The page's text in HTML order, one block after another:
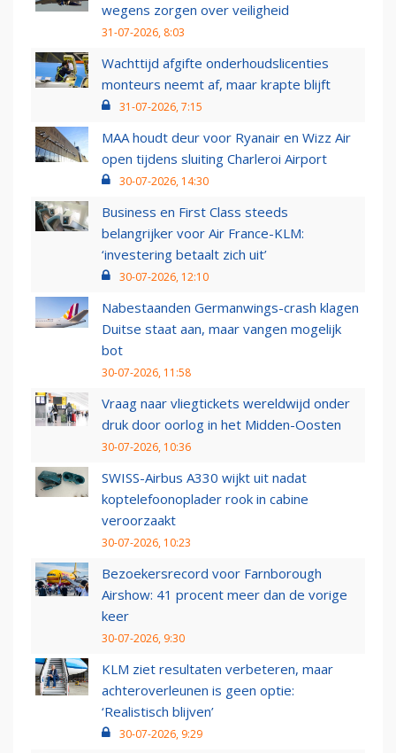
wegens zorgen over veiligheid
31-07-2026, 8:03
Wachttijd afgifte onderhoudslicenties
monteurs neemt af, maar krapte blijft
31-07-2026, 7:15
MAA houdt deur voor Ryanair en Wizz Air
open tijdens sluiting Charleroi Airport
30-07-2026, 14:30
Business en First Class steeds
belangrijker voor Air France-KLM:
‘investering betaalt zich uit’
30-07-2026, 12:10
Nabestaanden Germanwings-crash klagen
Duitse staat aan, maar vangen mogelijk
bot
30-07-2026, 11:58
Vraag naar vliegtickets wereldwijd onder
druk door oorlog in het Midden-Oosten
30-07-2026, 10:36
SWISS-Airbus A330 wijkt uit nadat
koptelefoonoplader rook in cabine
veroorzaakt
30-07-2026, 10:23
Bezoekersrecord voor Farnborough
Airshow: 41 procent meer dan de vorige
keer
30-07-2026, 9:30
KLM ziet resultaten verbeteren, maar
achteroverleunen is geen optie:
‘Realistisch blijven’
30-07-2026, 9:29